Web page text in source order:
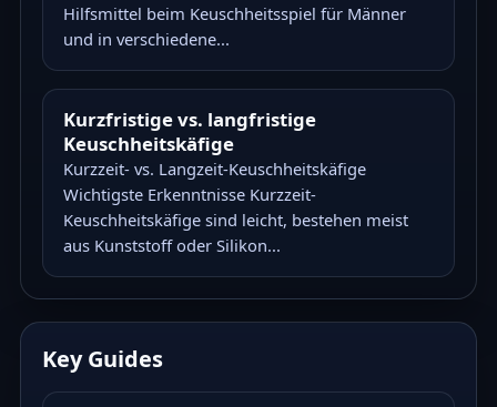
Hilfsmittel beim Keuschheitsspiel für Männer
und in verschiedene...
Kurzfristige vs. langfristige
Keuschheitskäfige
Kurzzeit- vs. Langzeit-Keuschheitskäfige
Wichtigste Erkenntnisse Kurzzeit-
Keuschheitskäfige sind leicht, bestehen meist
aus Kunststoff oder Silikon...
Key Guides